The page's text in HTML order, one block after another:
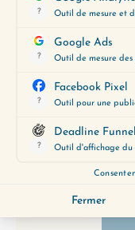
outil